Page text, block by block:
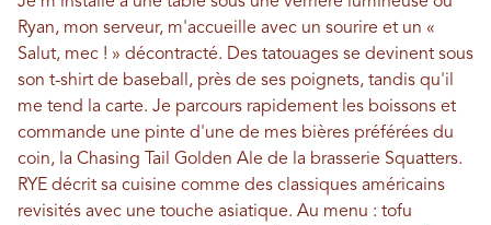
Ryan, mon serveur, m'accueille avec un sourire et un «
Salut, mec ! » décontracté. Des tatouages ​​se devinent sous
son t-shirt de baseball, près de ses poignets, tandis qu'il
me tend la carte. Je parcours rapidement les boissons et
commande une pinte d'une de mes bières préférées du
coin, la Chasing Tail Golden Ale de la brasserie Squatters.
RYE décrit sa cuisine comme des classiques américains
revisités avec une touche asiatique. Au menu : tofu